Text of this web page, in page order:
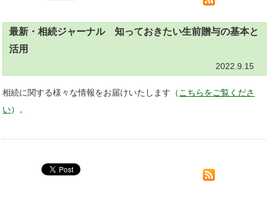
最新・相続ジャーナル 知っておきたい生前贈与の基本と
活用
2022.9.15
相続に関する様々な情報をお届けいたします（こちらをご覧くださ
い）。